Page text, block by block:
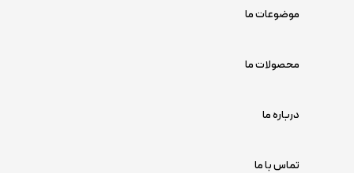
موضوعات ما
محصولات ما
درباره ما
تماس با ما